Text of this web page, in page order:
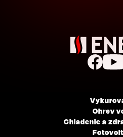
Ohrev
Chladenie a